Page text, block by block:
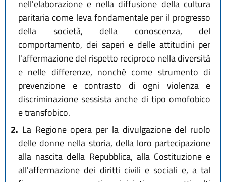
nell'elaborazione e nella diffusione della cultura
paritaria come leva fondamentale per il progresso
della società, della conoscenza, del
comportamento, dei saperi e delle attitudini per
l'affermazione del rispetto reciproco nella diversità
e nelle differenze, nonché come strumento di
prevenzione e contrasto di ogni violenza e
discriminazione sessista anche di tipo omofobico
e transfobico.
2. La Regione opera per la divulgazione del ruolo
delle donne nella storia, della loro partecipazione
alla nascita della Repubblica, alla Costituzione e
all'affermazione dei diritti civili e sociali e, a tal